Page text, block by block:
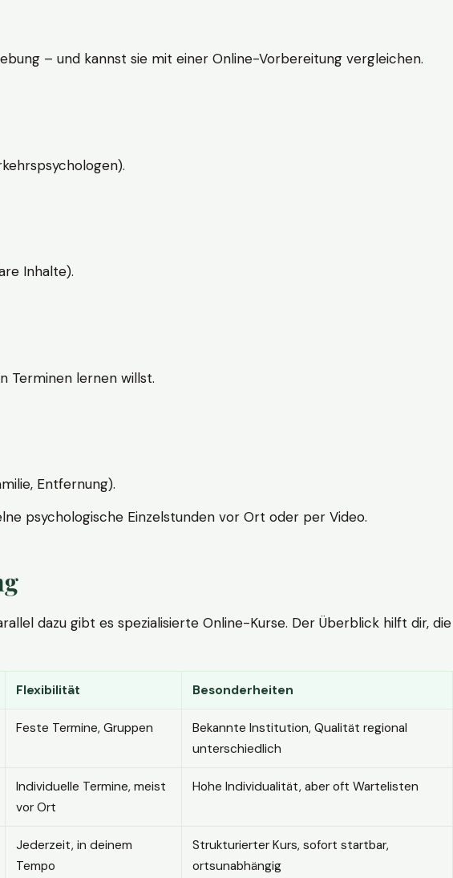
– und kannst sie mit einer Online-Vorbereitung vergleichen.
Inhalte).
Terminen lernen willst.
Entfernung).
psychologische Einzelstunden vor Ort oder per Video.
dazu gibt es spezialisierte Online-Kurse. Der Überblick hilft dir, die
Flexibilität Besonderheiten
Feste Termine, Gruppen
Bekannte Institution, Qualität regional
unterschiedlich
Individuelle Termine, meist
vor Ort
Hohe Individualität, aber oft Wartelisten
Jederzeit, in deinem
Tempo
Strukturierter Kurs, sofort startbar,
ortsunabhängig